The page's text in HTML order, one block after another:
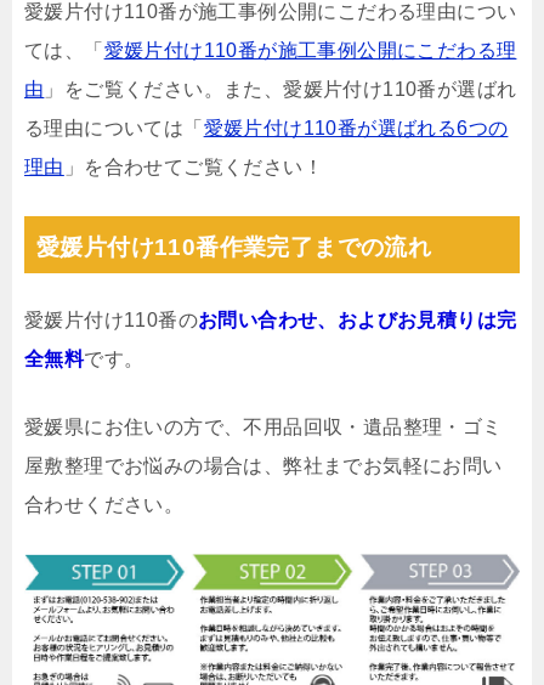
愛媛片付け110番が施工事例公開にこだわる理由につい
ては、「 愛媛片付け110番が施工事例公開にこだわる理
由 」をご覧ください。また、愛媛片付け110番が選ばれ
る理由については「 愛媛片付け110番が選ばれる6つの
理由 」を合わせてご覧ください！
愛媛片付け110番作業完了までの流れ
愛媛片付け110番のお問い合わせ、およびお見積りは完
全無料です。
愛媛県にお住いの方で、不用品回収・遺品整理・ゴミ
屋敷整理でお悩みの場合は、弊社までお気軽にお問い
合わせください。